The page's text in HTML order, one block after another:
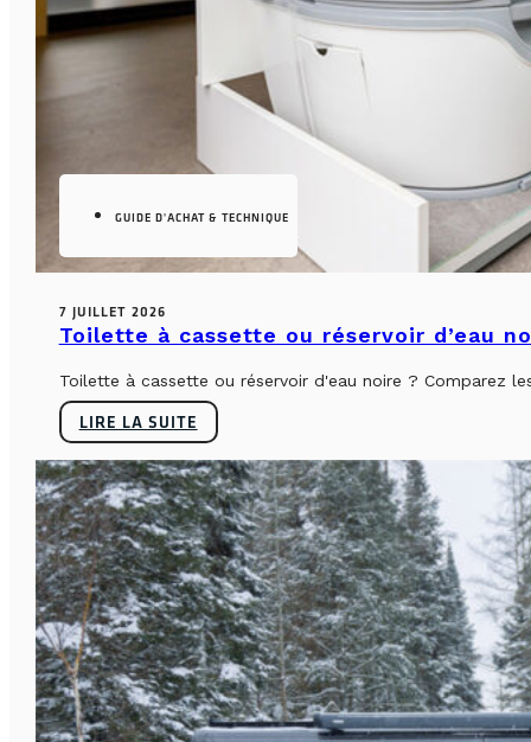
GUIDE D'ACHAT & TECHNIQUE
7 JUILLET 2026
Toilette à cassette ou réservoir d’eau
Toilette à cassette ou réservoir d'eau noire ? Comparez
LIRE LA SUITE